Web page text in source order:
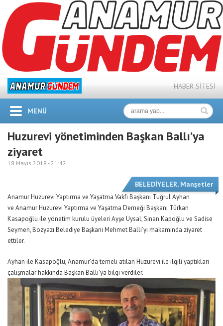
HABER SİTESİ
MENÜ
Huzurevi yönetiminden Başkan Ballı’ya
ziyaret
18 Mayıs 2018 - 21:42
BELEDİYELER, Manşetler
Anamur Huzurevi Yaptırma ve Yaşatma Vakfı Başkanı Tuğrul Ayhan
ve Anamur Huzurevi Yaptırma ve Yaşatma Derneği Başkanı Türkan
Kasapoğlu ile yönetim kurulu üyeleri Ayşe Uysal, Sinan Kapoğlu ve Sadise
Seymen, Bozyazı Belediye Başkanı Mehmet Ballı’yı makamında ziyaret
ettiler.
Ayhan ile Kasapoğlu, Anamur’da temeli atılan Huzurevi ile ilgili yaptıkları
çalışmalar hakkında Başkan Ballı’ya bilgi verdiler.